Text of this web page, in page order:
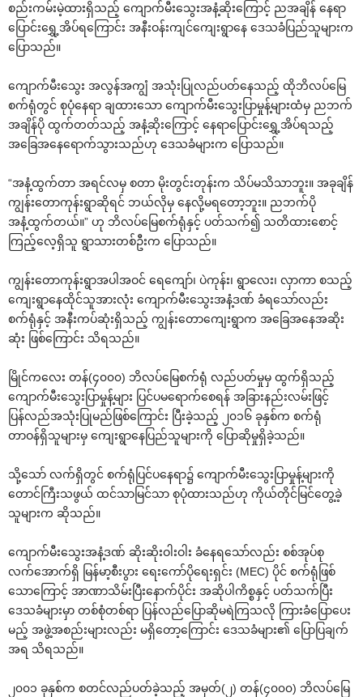
စည်းကမ်းမဲ့ထားရှိသည့် ကျောက်မီးသွေးအနံ့ဆိုးကြောင့် ညအချိန် နေရာ
ပြောင်းရွှေ့အိပ်ရကြောင်း အနီးဝန်းကျင်ကျေးရွာနေ ဒေသခံပြည်သူများက
ပြောသည်။
ကျောက်မီးသွေး အလွန်အကျွံ အသုံးပြုလည်ပတ်နေသည့် ထိုဘိလပ်မြေ
စက်ရုံတွင် စုပုံနေရာ ချထားသော ကျောက်မီးသွေးပြာမှုန့်များထံမှ ညဘက်
အချိန်ပို ထွက်တတ်သည့် အနံ့ဆိုးကြောင့် နေရာပြောင်းရွှေ့အိပ်ရသည့်
အခြေအနေရောက်သွားသည်ဟု ဒေသခံများက ပြောသည်။
“အနံ့ထွက်တာ အရင်လမှ စတာ မိုးတွင်းတုန်းက သိပ်မသိသာဘူး။ အခုချိန်
ကျွန်းတောကုန်းရွာဆိုရင် ဘယ်လိုမှ နေလို့မရတော့ဘူး။ ညဘက်ပို
အနံ့ထွက်တယ်။” ဟု ဘိလပ်မြေစက်ရုံနှင့် ပတ်သက်၍ သတိထားစောင့်
ကြည့်လေ့ရှိသူ ရွာသားတစ်ဦးက ပြောသည်။
ကျွန်းတောကုန်းရွာအပါအဝင် ရေကျော်၊ ပဲကုန်း၊ ရွာလေး၊ လှာကာ စသည့်
ကျေးရွာနေထိုင်သူအားလုံး ကျောက်မီးသွေးအနံ့ဒဏ် ခံရသော်လည်း
စက်ရုံနှင့် အနီးကပ်ဆုံးရှိသည့် ကျွန်းတောကျေးရွာက အခြေအနေအဆိုး
ဆုံး ဖြစ်ကြောင်း သိရသည်။
မြိုင်ကလေး တန်(၄၀၀၀) ဘိလပ်မြေစက်ရုံ လည်ပတ်မှုမှ ထွက်ရှိသည့်
ကျောက်မီးသွေးပြာမှုန့်များ ပြင်ပမရောက်စေရန် အခြားနည်းလမ်းဖြင့်
ပြန်လည်အသုံးပြုမည်ဖြစ်ကြောင်း ပြီးခဲ့သည့် ၂၀၁၆ ခုနှစ်က စက်ရုံ
တာဝန်ရှိသူများမှ ကျေးရွာနေပြည်သူများကို ပြောဆိုမှုရှိခဲ့သည်။
သို့သော် လက်ရှိတွင် စက်ရုံပြင်ပနေရာ၌ ကျောက်မီးသွေးပြာမှုန့်များကို
တောင်ကြီးသဖွယ် ထင်သာမြင်သာ စုပုံထားသည်ဟု ကိုယ်တိုင်မြင်တွေ့ခဲ့
သူများက ဆိုသည်။
ကျောက်မီးသွေးအနံ့ဒဏ် ဆိုးဆိုးဝါးဝါး ခံနေရသော်လည်း စစ်အုပ်စု
လက်အောက်ရှိ မြန်မာ့စီးပွား ရေးကော်ပိုရေးရှင်း (MEC) ပိုင် စက်ရုံဖြစ်
သောကြောင့် အာဏာသိမ်းပြီးနောက်ပိုင်း အဆိုပါကိစ္စနှင့် ပတ်သက်ပြီး
ဒေသခံများမှာ တစ်စုံတစ်ရာ ပြန်လည်ပြောဆိုမရဲကြသလို ကြားခံပြောပေး
မည့် အဖွဲ့အစည်းများလည်း မရှိတော့ကြောင်း ဒေသခံများ၏ ပြောပြချက်
အရ သိရသည်။
၂၀၀၁ ခုနှစ်က စတင်လည်ပတ်ခဲ့သည့် အမှတ်(၂) တန်(၄၀၀၀) ဘိလပ်မြေ